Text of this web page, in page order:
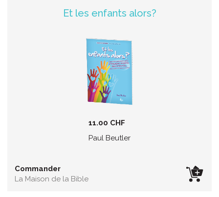
Et les enfants alors?
11.00 CHF
Paul Beutler
Commander
La Maison de la Bible